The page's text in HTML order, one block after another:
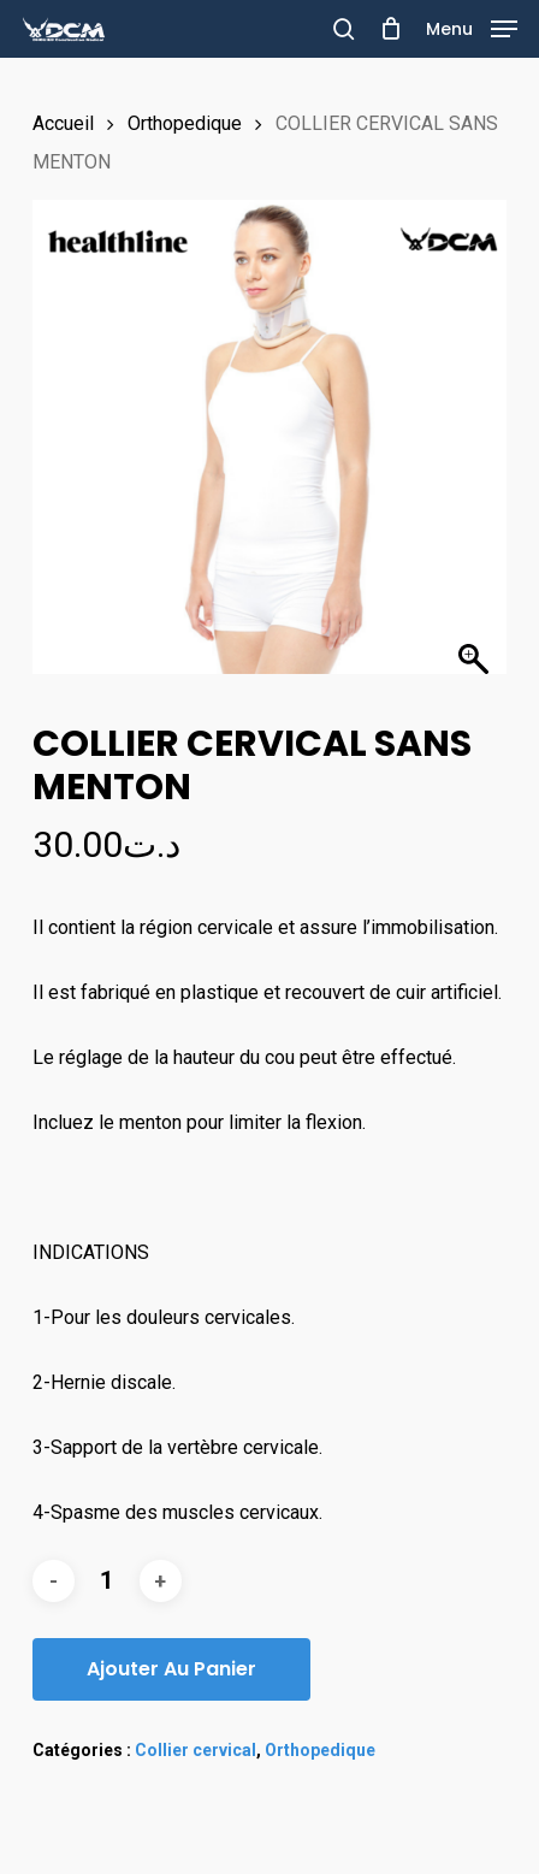
Skip
to
content
search
Menu
Accueil Orthopedique
COLLIER CERVICAL SANS
MENTON
COLLIER CERVICAL SANS
MENTON
د.ت30.00
Il contient la région cervicale et assure l’immobilisation.
Il est fabriqué en plastique et recouvert de cuir artificiel.
Le réglage de la hauteur du cou peut être effectué.
Incluez le menton pour limiter la flexion.
INDICATIONS
1-Pour les douleurs cervicales.
2-Hernie discale.
3-Sapport de la vertèbre cervicale.
4-Spasme des muscles cervicaux.
Ajouter Au Panier
Catégories : Collier cervical , Orthopedique